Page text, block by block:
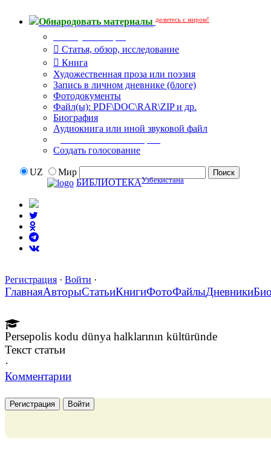
Обнародовать материалы делитесь с миром!
Статья, обзор, исследование
Книга
Художественная проза или поэзия
Запись в личном дневнике (блоге)
Фотодокументы
Файл(ы): PDF\DOC\RAR\ZIP и др.
Биография
Аудиокнига или иной звуковой файл
Создать голосование
UZ
Мир
БИБЛИОТЕКАУзбекистана
Регистрация · Войти ·
ГлавнаяАвторыСтатьиКнигиФотоФайлыДневники
Persepolis kodu dünya halklarının kültüründe
Текст статьи
·
Комментарии
Регистрация Войти